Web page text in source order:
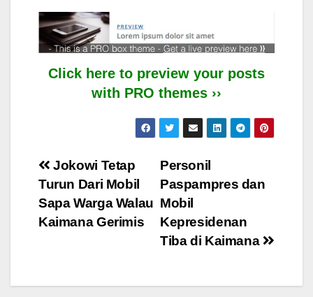
Click here to preview your posts
with PRO themes ››
Post
navigation
Personil
Paspampres dan
Mobil
Kepresidenan
Tiba di Kaimana
Jokowi Tetap
Turun Dari Mobil
Sapa Warga Walau
Kaimana Gerimis